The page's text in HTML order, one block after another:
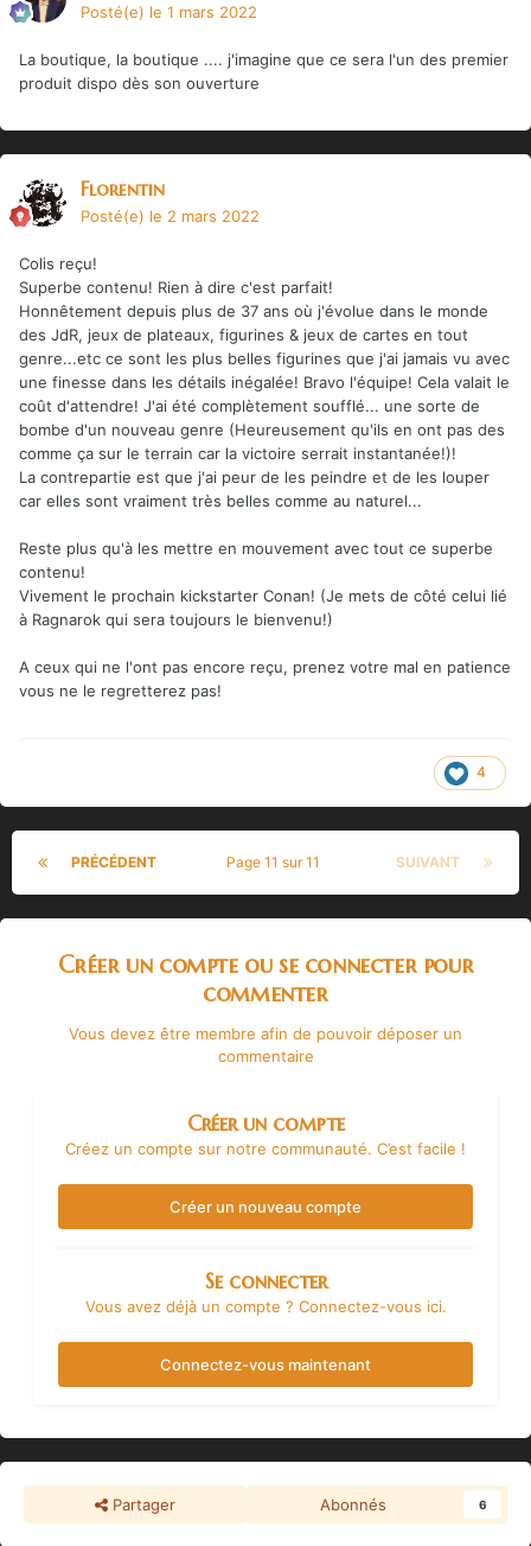
Posté(e) le 1 mars 2022
La boutique, la boutique .... j'imagine que ce sera l'un des premier
produit dispo dès son ouverture
Florentin
Posté(e) le 2 mars 2022
Colis reçu!
Superbe contenu! Rien à dire c'est parfait!
Honnêtement depuis plus de 37 ans où j'évolue dans le monde
des JdR, jeux de plateaux, figurines & jeux de cartes en tout
genre...etc ce sont les plus belles figurines que j'ai jamais vu avec
une finesse dans les détails inégalée! Bravo l'équipe! Cela valait le
coût d'attendre! J'ai été complètement soufflé... une sorte de
bombe d'un nouveau genre (Heureusement qu'ils en ont pas des
comme ça sur le terrain car la victoire serrait instantanée!)!
La contrepartie est que j'ai peur de les peindre et de les louper
car elles sont vraiment très belles comme au naturel...
Reste plus qu'à les mettre en mouvement avec tout ce superbe
contenu!
Vivement le prochain kickstarter Conan! (Je mets de côté celui lié
à Ragnarok qui sera toujours le bienvenu!)
A ceux qui ne l'ont pas encore reçu, prenez votre mal en patience
vous ne le regretterez pas!
4
PRÉCÉDENT SUIVANT
Page 11 sur 11
Créer un compte ou se connecter pour
commenter
Vous devez être membre afin de pouvoir déposer un
commentaire
Créer un compte
Créez un compte sur notre communauté. C’est facile !
Créer un nouveau compte
Se connecter
Vous avez déjà un compte ? Connectez-vous ici.
Connectez-vous maintenant
Partager Abonnés 6